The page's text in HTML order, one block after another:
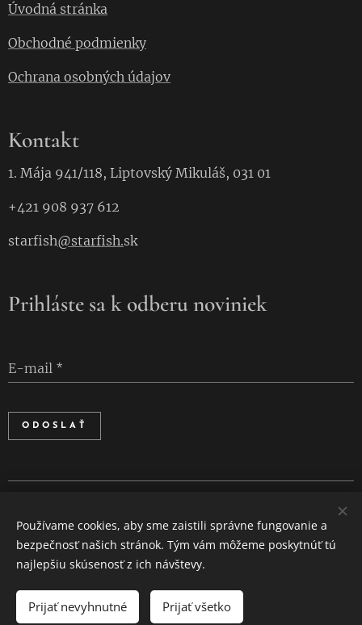
DO KOŠÍKA
Úvodná stránka
Obchodné podmienky
Ochrana osobných údajov
Kontakt
1. Mája 941/118, Liptovský Mikuláš, 031 01
+421 908 937 612
starfish@starfish.sk
Prihláste sa k odberu noviniek
E-mail
ODOSLAŤ
Jazyky
Slovenčina
Používame cookies, aby sme zaistili správne fungovanie a
bezpečnosť našich stránok. Tým vám môžeme poskytnúť tú
najlepšiu skúsenosť z ich návštevy.
Prijať nevyhnutné Prijať všetko